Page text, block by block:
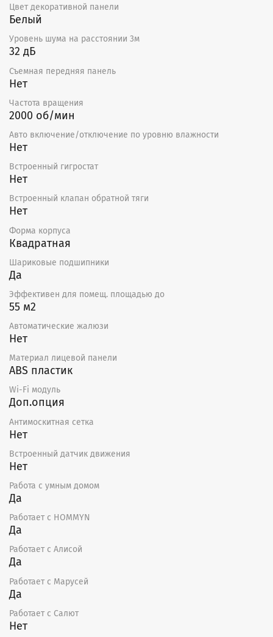
Цвет декоративной панели
Белый
Уровень шума на расстоянии 3м
32 дБ
Съемная передняя панель
Нет
Частота вращения
2000 об/мин
Авто включение/отключение по уровню влажности
Нет
Встроенный гигростат
Нет
Встроенный клапан обратной тяги
Нет
Форма корпуса
Квадратная
Шариковые подшипники
Да
Эффективен для помещ. площадью до
55 м2
Автоматические жалюзи
Нет
Материал лицевой панели
ABS пластик
Wi-Fi модуль
Доп.опция
Антимоскитная сетка
Нет
Встроенный датчик движения
Нет
Работа с умным домом
Да
Работает с HOMMYN
Да
Работает с Алисой
Да
Работает с Марусей
Да
Работает с Салют
Нет